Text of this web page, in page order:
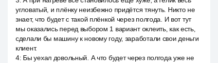
угловатый, и плёнку неизбежно придётся тянуть. Никто не
знает, что будет с такой плёнкой через полгода. И вот тут
мы оказались перед выбором 1 вариант оклеить, как есть,
сделали бы машину к новому году, заработали свои деньги
клиент.
4: Бы уехал довольный. А что будет через полгода уже не